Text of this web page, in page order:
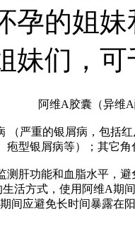
孕的姐
妹们，
阿维A胶囊（异维
（严重的银屑病，包括
疱型银屑病等）；其它角
测肝功能和血脂水平，
生活方式，使用阿维A期
间应避免长时间暴露在